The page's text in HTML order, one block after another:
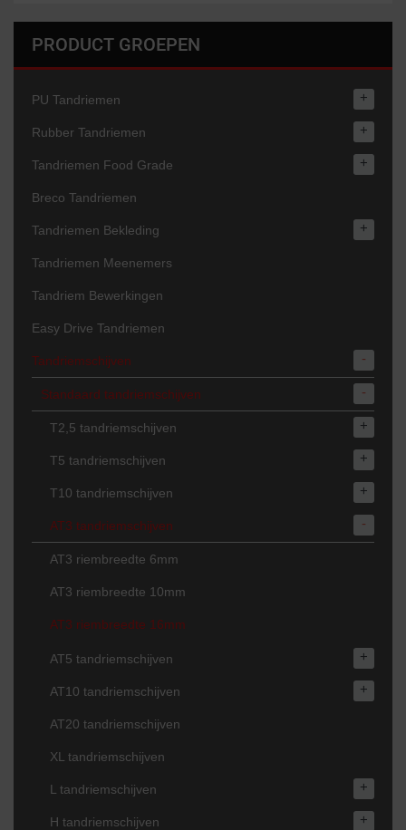
PRODUCT GROEPEN
PU Tandriemen +
Rubber Tandriemen +
Tandriemen Food Grade +
Breco Tandriemen
Tandriemen Bekleding +
Tandriemen Meenemers
Tandriem Bewerkingen
Easy Drive Tandriemen
Tandriemschijven -
Standaard tandriemschijven -
T2,5 tandriemschijven +
T5 tandriemschijven +
T10 tandriemschijven +
AT3 tandriemschijven -
AT3 riembreedte 6mm
AT3 riembreedte 10mm
AT3 riembreedte 16mm
AT5 tandriemschijven +
AT10 tandriemschijven +
AT20 tandriemschijven
XL tandriemschijven
L tandriemschijven +
H tandriemschijven +